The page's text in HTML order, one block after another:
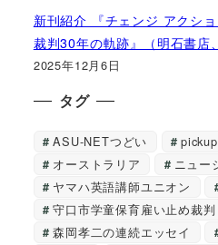
新刊紹介 『チェンジ アクシ
裁判30年の軌跡』（明石書店
2025年12月6日
タグ
ASU-NETつどい pickup
オーストラリア
ニュー
ヤマハ英語講師ユニオン
守口市学童保育雇い止め裁判
森岡孝二の連続エッセイ